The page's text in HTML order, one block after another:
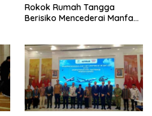
Rokok Rumah Tangga
Berisiko Mencederai Manfaat